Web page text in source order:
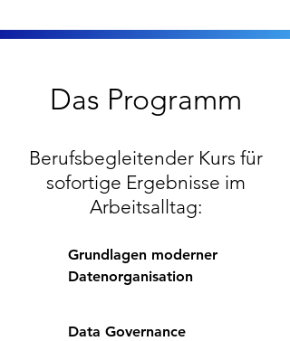
Das Programm
Berufsbegleitender Kurs für
sofortige Ergebnisse im
Arbeitsalltag:
Grundlagen moderner
Datenorganisation
Data Governance